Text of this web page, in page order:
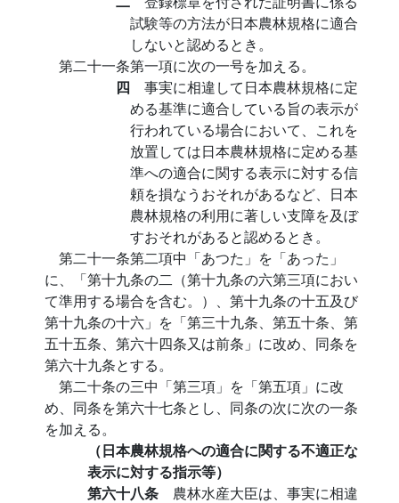
試験等の方法が日本農林規格に適合
しないと認めるとき。
第二十一条第一項に次の一号を加える。
四 事実に相違して日本農林規格に定
める基準に適合している旨の表示が
行われている場合において、これを
放置しては日本農林規格に定める基
準への適合に関する表示に対する信
頼を損なうおそれがあるなど、日本
農林規格の利用に著しい支障を及ぼ
すおそれがあると認めるとき。
第二十一条第二項中「あつた」を「あった」
に、「第十九条の二（第十九条の六第三項におい
て準用する場合を含む。）、第十九条の十五及び
第十九条の十六」を「第三十九条、第五十条、第
五十五条、第六十四条又は前条」に改め、同条を
第六十九条とする。
第二十条の三中「第三項」を「第五項」に改
め、同条を第六十七条とし、同条の次に次の一条
を加える。
（日本農林規格への適合に関する不適正な
表示に対する指示等）
第六十八条 農林水産大臣は、事実に相違